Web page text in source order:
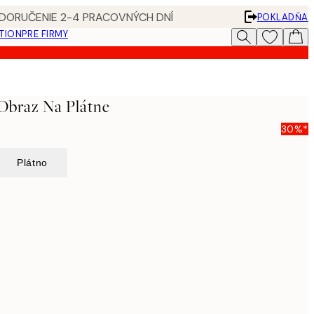
2-4 PRACOVNÝCH DNÍ
POKLADŇA
PRE FIRMY
Na Plátne
30%*
Plátno